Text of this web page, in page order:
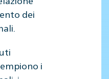
dei
i